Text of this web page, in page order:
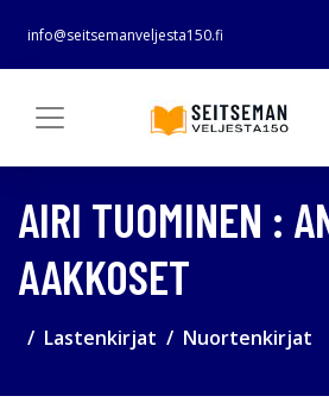
info@seitsemanveljesta150.fi
AIRI TUOMINEN :
AAKKOSET
Lastenkirjat Nuortenkirjat